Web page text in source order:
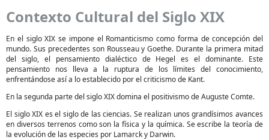
Contexto Cultural del Siglo XIX
En el siglo XIX se impone el Romanticismo como forma de concepción del
mundo. Sus precedentes son Rousseau y Goethe. Durante la primera mitad
del siglo, el pensamiento dialéctico de Hegel es el dominante. Este
pensamiento nos lleva a la ruptura de los límites del conocimiento,
enfrentándose así a lo establecido por el criticismo de Kant.
En la segunda parte del siglo XIX domina el positivismo de Auguste Comte.
El siglo XIX es el siglo de las ciencias. Se realizan unos grandísimos avances
en diversos terrenos como son la física y la química. Se escribe la teoría de
la evolución de las especies por Lamarck y Darwin.